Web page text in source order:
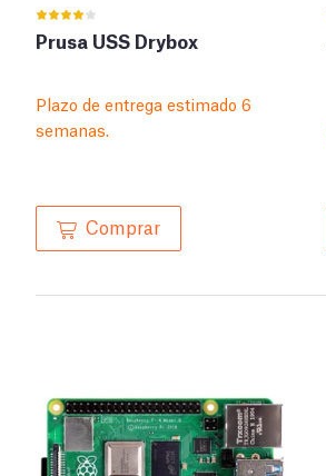
Prusa USS Drybox
Plazo de entrega estimado 6
semanas.
Comprar